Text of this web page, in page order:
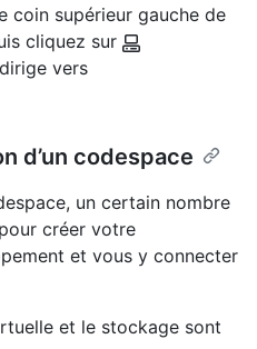
coin supérieur gauche de
cliquez sur
vers
d’un codespace
un certain nombre
créer votre
et vous y connecter
et le stockage sont